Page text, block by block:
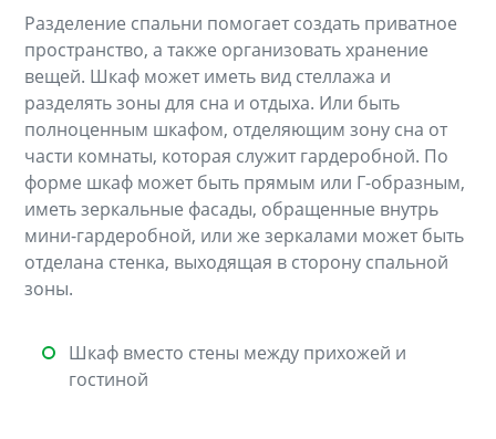
Разделение спальни помогает создать приватное
пространство, а также организовать хранение
вещей. Шкаф может иметь вид стеллажа и
разделять зоны для сна и отдыха. Или быть
полноценным шкафом, отделяющим зону сна от
части комнаты, которая служит гардеробной. По
форме шкаф может быть прямым или Г-образным,
иметь зеркальные фасады, обращенные внутрь
мини-гардеробной, или же зеркалами может быть
отделана стенка, выходящая в сторону спальной
зоны.
Шкаф вместо стены между прихожей и
гостиной